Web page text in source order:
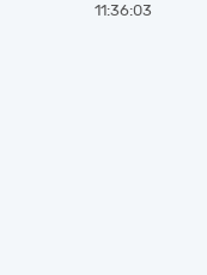
11:36:03